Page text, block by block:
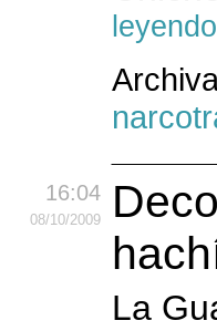
leyendo
16:04
08/10/2009
La